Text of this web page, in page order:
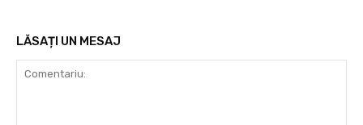
LĂSAȚI UN MESAJ